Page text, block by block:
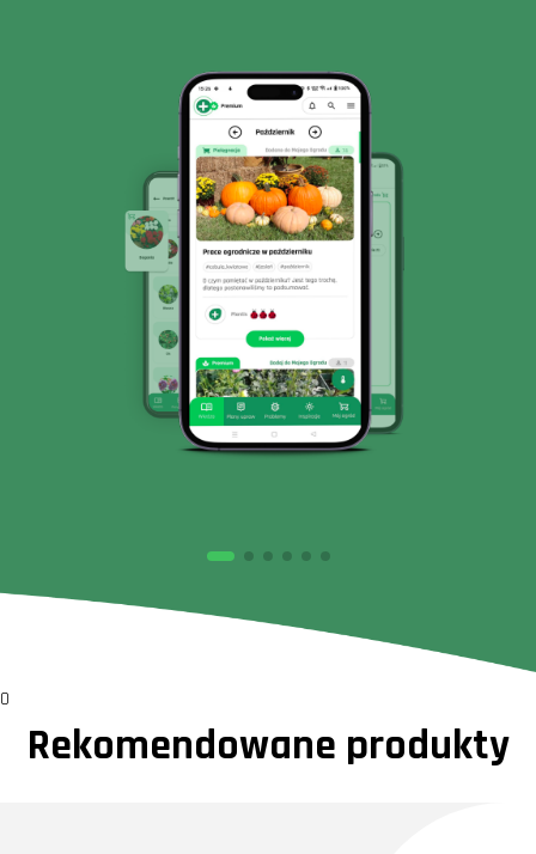
0
Rekomendowane produkty